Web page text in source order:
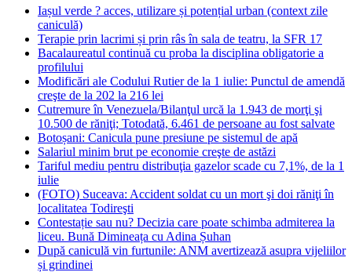
Iașul verde ? acces, utilizare și potențial urban (context zile
caniculă)
Terapie prin lacrimi și prin râs în sala de teatru, la SFR 17
Bacalaureatul continuă cu proba la disciplina obligatorie a
profilului
Modificări ale Codului Rutier de la 1 iulie: Punctul de amendă
creşte de la 202 la 216 lei
Cutremure în Venezuela/Bilanţul urcă la 1.943 de morţi şi
10.500 de răniţi; Totodată, 6.461 de persoane au fost salvate
Botoșani: Canicula pune presiune pe sistemul de apă
Salariul minim brut pe economie creşte de astăzi
Tariful mediu pentru distribuţia gazelor scade cu 7,1%, de la 1
iulie
(FOTO) Suceava: Accident soldat cu un mort şi doi răniţi în
localitatea Todireşti
Contestație sau nu? Decizia care poate schimba admiterea la
liceu. Bună Dimineața cu Adina Șuhan
După caniculă vin furtunile: ANM avertizează asupra vijeliilor
și grindinei